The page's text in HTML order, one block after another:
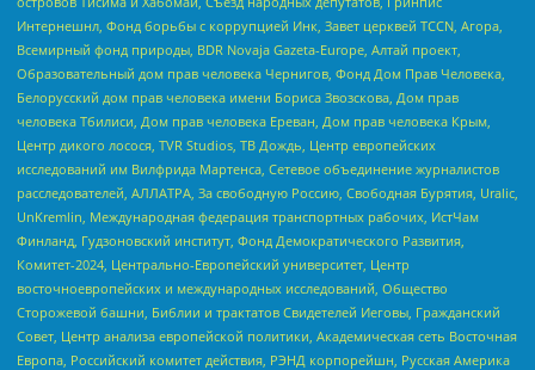
Интернешнл, Фонд борьбы с коррупцией Инк, Завет церквей TCCN, Агора,
Всемирный фонд природы, BDR Novaja Gazeta-Europe, Алтай проект,
Образовательный дом прав человека Чернигов, Фонд Дом Прав Человека,
Белорусский дом прав человека имени Бориса Звозскова, Дом прав
человека Тбилиси, Дом прав человека Ереван, Дом прав человека Крым,
Центр дикого лосося, TVR Studios, ТВ Дождь, Центр европейских
исследований им Вилфрида Мартенса, Сетевое объединение журналистов
расследователей, АЛЛАТРА, За свободную Россию, Свободная Бурятия, Uralic,
UnKremlin, Международная федерация транспортных рабочих, ИстЧам
Финланд, Гудзоновский институт, Фонд Демократического Развития,
Комитет-2024, Центрально-Европейский университет, Центр
восточноевропейских и международных исследований, Общество
Сторожевой башни, Библии и трактатов Свидетелей Иеговы, Гражданский
Совет, Центр анализа европейской политики, Академическая сеть Восточная
Европа, Российский комитет действия, РЭНД корпорейшн, Русская Америка